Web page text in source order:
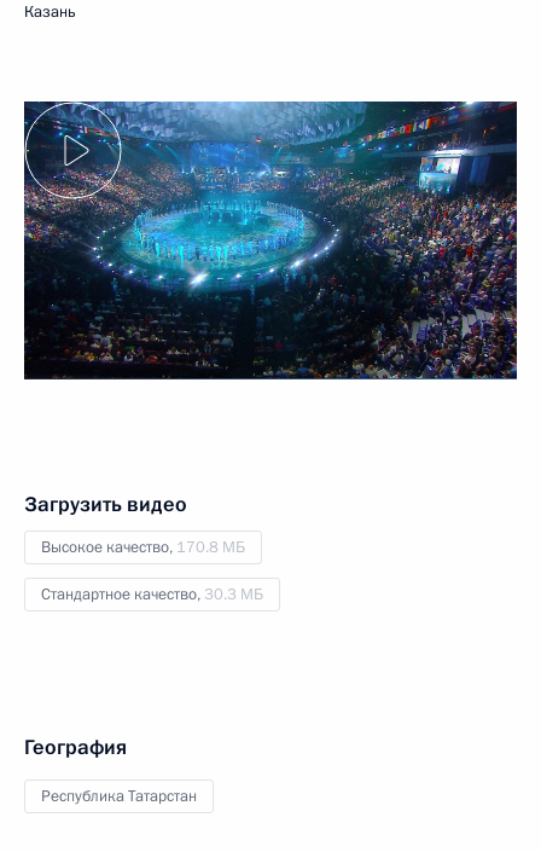
Казань
Загрузить видео
Высокое качество, 170.8 МБ
Стандартное качество, 30.3 МБ
География
Республика Татарстан